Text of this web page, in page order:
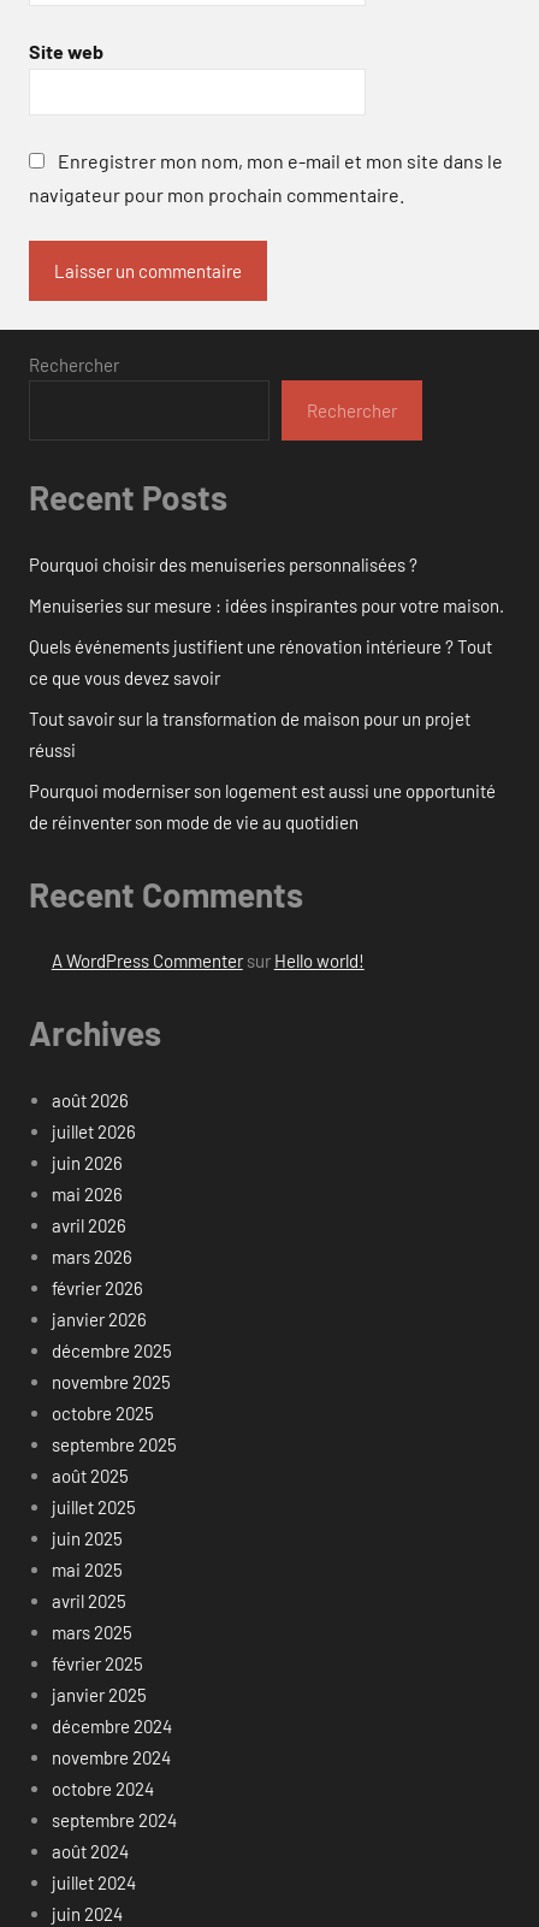
Site web
Enregistrer mon nom, mon e-mail et mon site dans le
navigateur pour mon prochain commentaire.
Rechercher
Rechercher
Recent Posts
Pourquoi choisir des menuiseries personnalisées ?
Menuiseries sur mesure : idées inspirantes pour votre maison.
Quels événements justifient une rénovation intérieure ? Tout
ce que vous devez savoir
Tout savoir sur la transformation de maison pour un projet
réussi
Pourquoi moderniser son logement est aussi une opportunité
de réinventer son mode de vie au quotidien
Recent Comments
A WordPress Commentersur Hello world!
Archives
août 2026
juillet 2026
juin 2026
mai 2026
avril 2026
mars 2026
février 2026
janvier 2026
décembre 2025
novembre 2025
octobre 2025
septembre 2025
août 2025
juillet 2025
juin 2025
mai 2025
avril 2025
mars 2025
février 2025
janvier 2025
décembre 2024
novembre 2024
octobre 2024
septembre 2024
août 2024
juillet 2024
juin 2024